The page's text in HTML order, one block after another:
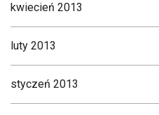
kwiecień 2013
luty 2013
styczeń 2013